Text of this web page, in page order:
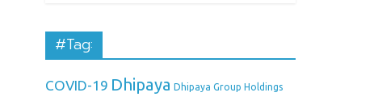
#Tag:
COVID-19 Dhipaya Dhipaya Group Holdings